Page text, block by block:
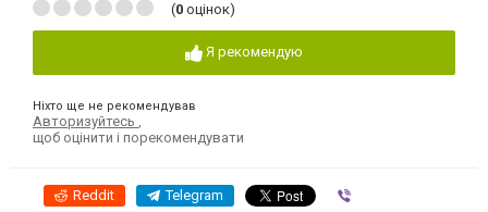
(0 оцінок)
Я рекомендую
Ніхто ще не рекомендував
Авторизуйтесь
щоб оцінити і порекомендувати
Reddit Telegram